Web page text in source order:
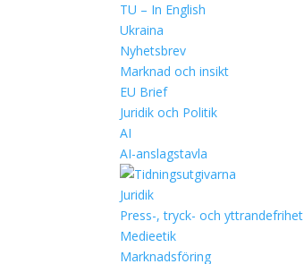
TU – In English
Ukraina
Nyhetsbrev
Marknad och insikt
EU Brief
Juridik och Politik
AI
AI-anslagstavla
Juridik
Press-, tryck- och yttrandefrihet
Medieetik
Marknadsföring